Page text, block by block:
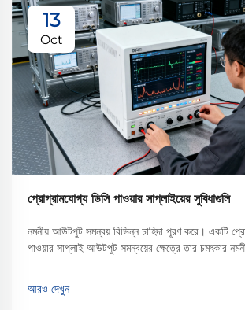
13
Oct
প্রোগ্রামযোগ্য ডিসি পাওয়ার সাপ্লাইয়ের সুবিধাগুলি
নমনীয় আউটপুট সমন্বয় বিভিন্ন চাহিদা পূরণ করে। একটি
পাওয়ার সাপ্লাই আউটপুট সমন্বয়ের ক্ষেত্রে তার চমৎকার
আরও দেখুন